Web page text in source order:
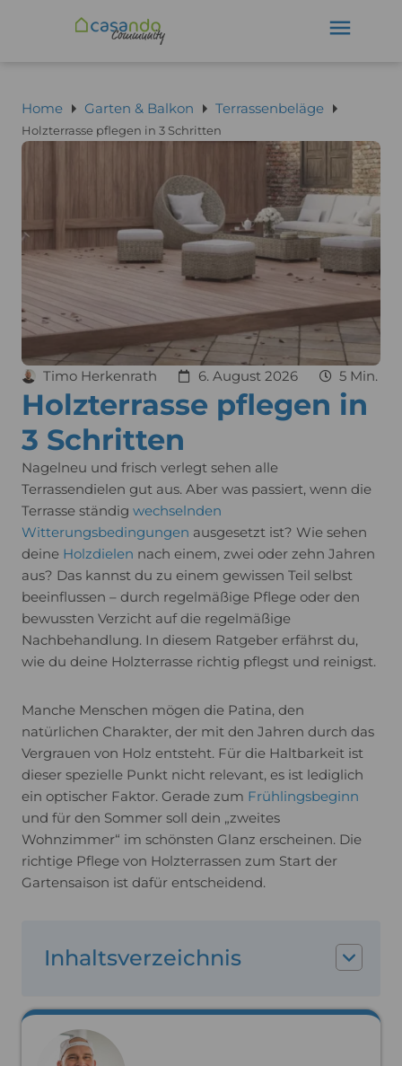
Home Garten & Balkon Terrassenbeläge
Holzterrasse pflegen in 3 Schritten
Holzterrasse pflegen in
3 Schritten
Timo Herkenrath 6. August 2026 5 Min.
Nagelneu und frisch verlegt sehen alle
Terrassendielen gut aus. Aber was passiert, wenn die
Terrasse ständig wechselnden
Witterungsbedingungen ausgesetzt ist? Wie sehen
deine Holzdielen nach einem, zwei oder zehn Jahren
aus? Das kannst du zu einem gewissen Teil selbst
beeinflussen – durch regelmäßige Pflege oder den
bewussten Verzicht auf die regelmäßige
Nachbehandlung. In diesem Ratgeber erfährst du,
wie du deine Holzterrasse richtig pflegst und reinigst.
Manche Menschen mögen die Patina, den
natürlichen Charakter, der mit den Jahren durch das
Vergrauen von Holz entsteht. Für die Haltbarkeit ist
dieser spezielle Punkt nicht relevant, es ist lediglich
ein optischer Faktor. Gerade zum Frühlingsbeginn
und für den Sommer soll dein „zweites
Wohnzimmer“ im schönsten Glanz erscheinen. Die
richtige Pflege von Holzterrassen zum Start der
Gartensaison ist dafür entscheidend.
Inhaltsverzeichnis